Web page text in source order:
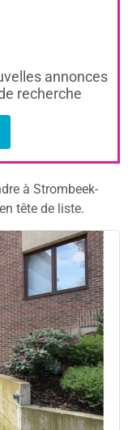
annonces
recherche
à Strombeek-
tête de liste.